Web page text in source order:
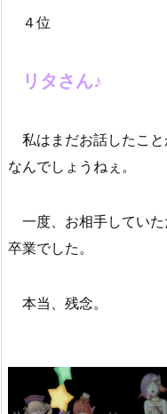
４位
リタさん♪
私はまだお話したこ
なんでしょうねぇ。
一度、お相手してい
卒業でした。
本当、残念。